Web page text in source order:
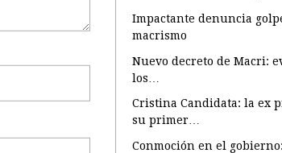
Impactante denuncia
macrismo
Nuevo decreto de Macri:
los…
Cristina Candidata: la ex
su primer…
Conmoción en el